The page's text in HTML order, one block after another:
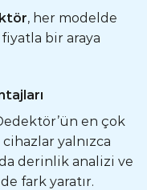
, her modelde
bir araya
en çok
yalnızca
derinlik analizi ve
fark yaratır.